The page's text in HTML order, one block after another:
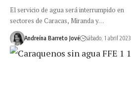
El servicio de agua será interrumpido en
sectores de Caracas, Miranda y…
Andreína Barreto Jové sábado, 1 abril 2023